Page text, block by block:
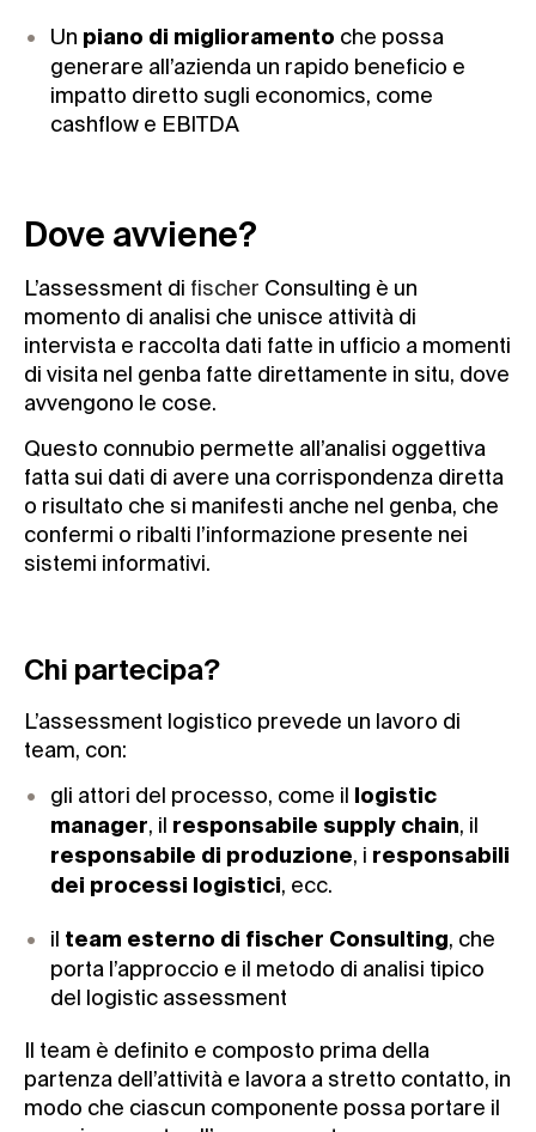
Un piano di miglioramento che possa
generare all’azienda un rapido beneficio e
impatto diretto sugli economics, come
cashflow e EBITDA
Dove avviene?
L’assessment di fischer Consulting è un
momento di analisi che unisce attività di
intervista e raccolta dati fatte in ufficio a momenti
di visita nel genba fatte direttamente in situ, dove
avvengono le cose.
Questo connubio permette all’analisi oggettiva
fatta sui dati di avere una corrispondenza diretta
o risultato che si manifesti anche nel genba, che
confermi o ribalti l’informazione presente nei
sistemi informativi.
Chi partecipa?
L’assessment logistico prevede un lavoro di
team, con:
gli attori del processo, come il
logistic
manager, il responsabile supply chain, il
responsabile di produzione, i responsabili
dei processi logistici, ecc.
il team esterno di fischer Consulting, che
porta l’approccio e il metodo di analisi tipico
del logistic assessment
Il team è definito e composto prima della
partenza dell’attività e lavora a stretto contatto, in
modo che ciascun componente possa portare il